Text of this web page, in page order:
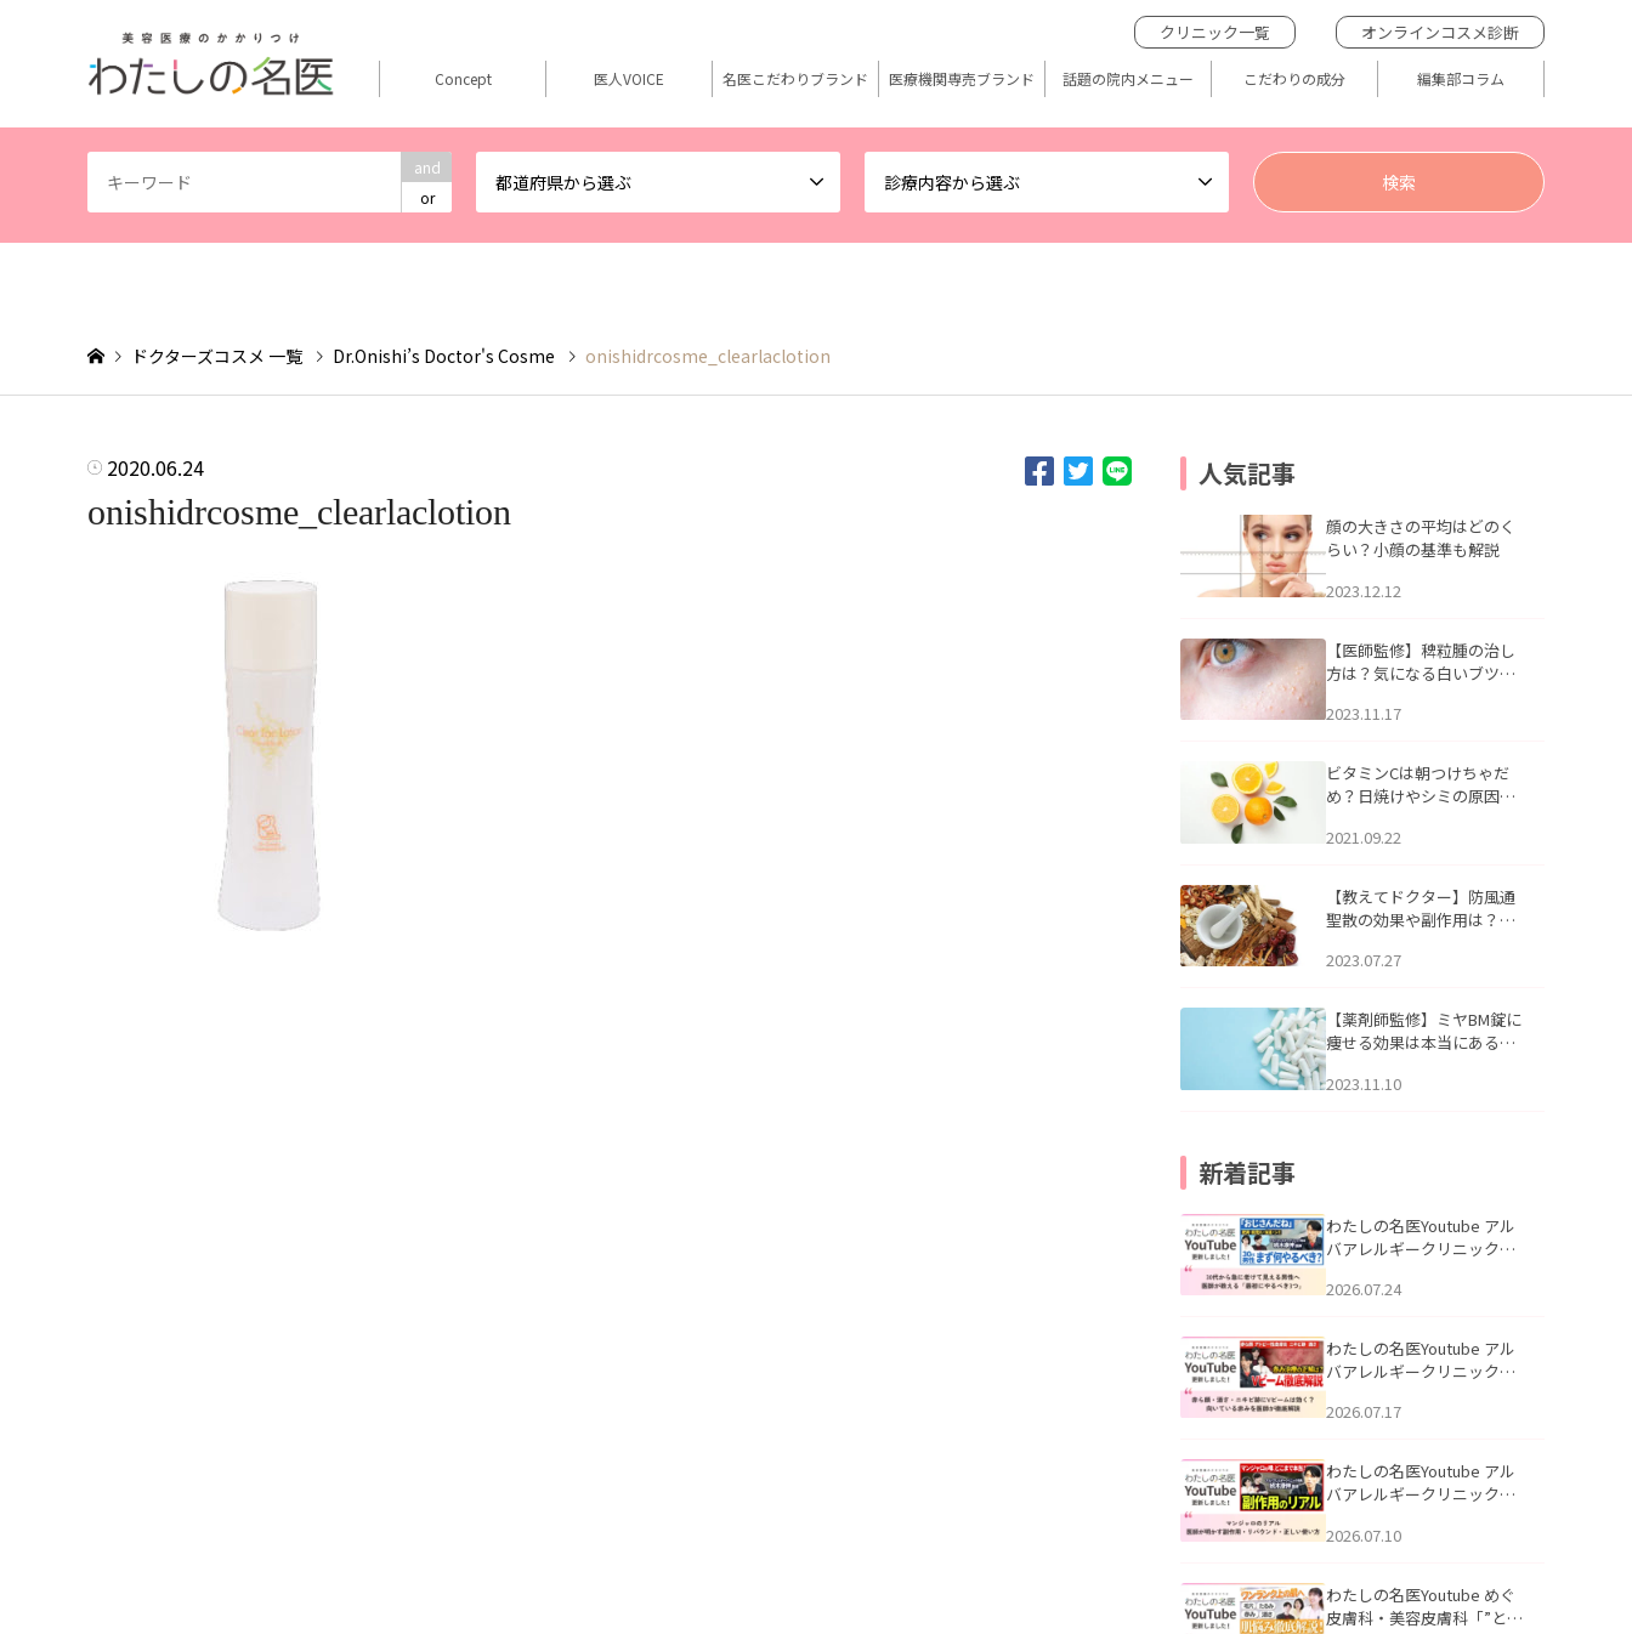
and
or
都道府県から選ぶ 診療内容から選ぶ
クリニック一覧 オンラインコスメ診断
Concept 医人VOICE 名医こだわりブランド 医療機関専売ブランド 話題の院内メニュー こだわりの成分 編集部コラム
ドクターズコスメ 一覧 Dr.Onishi’s Doctor's Cosme onishidrcosme_clearlaclotion
2020.06.24
onishidrcosme_clearlaclotion
人気記事
顔の大きさの平均はどのく
らい？小顔の基準も解説
2023.12.12
【医師監修】稗粒腫の治し
方は？気になる白いブツブ
アについて
2023.11.17
ビタミンCは朝つけちゃだ
め？日焼けやシミの原因に
2021.09.22
【教えてドクター】防風通
聖散の効果や副作用は？長
2023.07.27
【薬剤師監修】ミヤBM錠に
痩せる効果は本当にある
2023.11.10
新着記事
わたしの名医Youtube アル
バアレルギークリニック札
える男性へ｜医師が教える
公開いたしました。
2026.07.24
わたしの名医Youtube アル
バアレルギークリニック札
跡にVビームは効く？向いて
説」を公開いたしました。
2026.07.17
わたしの名医Youtube アル
バアレルギークリニック札
医師が明かす副作用・リバ
公開いたしました。
2026.07.10
わたしの名医Youtube めぐ
皮膚科・美容皮膚科「”とお